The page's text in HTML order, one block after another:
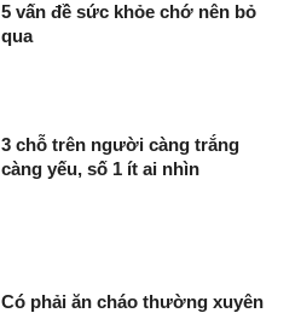
5 vấn đề sức khỏe chớ nên bỏ
qua
3 chỗ trên người càng trắng
càng yếu, số 1 ít ai nhìn
Có phải ăn cháo thường xuyên